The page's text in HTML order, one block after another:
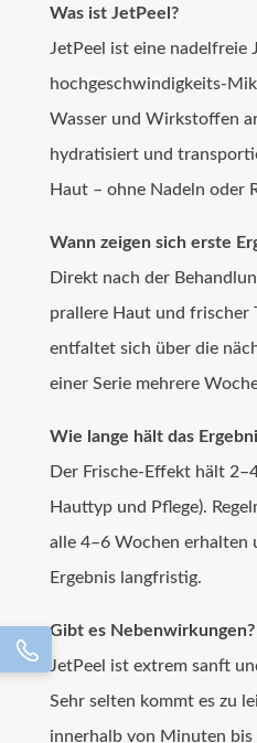
Was ist JetPeel?
JetPeel ist eine nadelfreie
hochgeschwindigkeits-
Wasser und Wirkstoffen
hydratisiert und
Haut – ohne Nadeln oder
Wann zeigen sich erste
Direkt nach der
prallere Haut und frischer
entfaltet sich über die
einer Serie mehrere
Wie lange hält das
Der Frische-Effekt hält
Hauttyp und Pflege).
alle 4–6 Wochen erhalten
Ergebnis langfristig.
Gibt es Nebenwirkungen?
JetPeel ist extrem sanft
Sehr selten kommt es zu
innerhalb von Minuten